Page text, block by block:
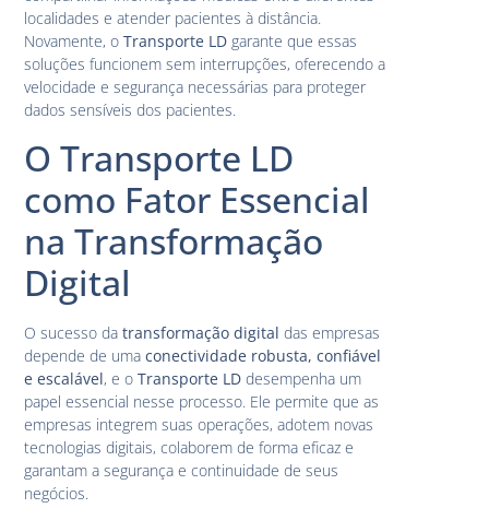
localidades e atender pacientes à distância.
Novamente, oTransporte LD garante que essas
soluções funcionem sem interrupções, oferecendo a
velocidade e segurança necessárias para proteger
dados sensíveis dos pacientes.
O Transporte LD
como Fator Essencial
na Transformação
Digital
O sucesso datransformação digital das empresas
depende de umaconectividade robusta, confiável
e escalável, e oTransporte LD desempenha um
papel essencial nesse processo. Ele permite que as
empresas integrem suas operações, adotem novas
tecnologias digitais, colaborem de forma eficaz e
garantam a segurança e continuidade de seus
negócios.